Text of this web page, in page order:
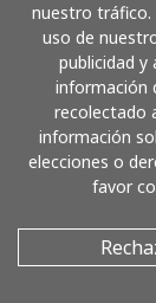
nuestro tráfico.
uso de
publicidad y
información
recolectado
información
elecciones o
favor